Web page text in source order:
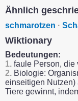
Ähnlich
schmarotzen ·
Wiktionary
Bedeutungen:
1. faule Person, die
2. Biologie:
einseitigen Nutzen)
Tiere gewinnt,